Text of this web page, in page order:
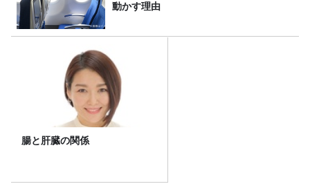
動かす理由
腸と肝臓の関係